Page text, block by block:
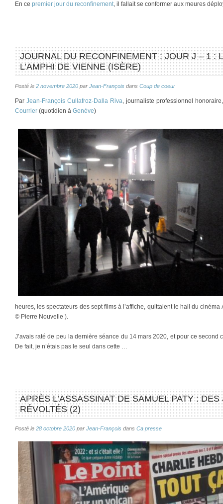
En ce premier jour du reconfinement, il fallait se conformer aux meures
JOURNAL DU RECONFINEMENT : JOUR J – 1 :
L’AMPHI DE VIENNE (ISÈRE)
Posté le 2 novembre 2020 par Jean-François dans Coup de coeur
Par Jean-François Cullafroz-Dalla Riva, journaliste professionnel
Courrier (quotidien à Genève)
heures, les spectateurs des sept films à l’affiche, quittaient le hall du
© Pierre Nouvelle ).
J’avais raté de peu la dernière séance du 14 mars 2020, et pour ce second
De fait, je n’étais pas le seul dans cette …
APRÈS L’ASSASSINAT DE SAMUEL PATY :
RÉVOLTÉS (2)
Posté le 28 octobre 2020 par Jean-François dans Ca presse